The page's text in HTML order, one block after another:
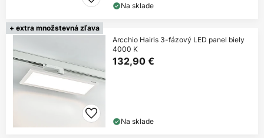
Na sklade
+ extra množstevná zľava
Arcchio Hairis 3-fázový LED panel biely
4000 K
132,90 €
Na sklade